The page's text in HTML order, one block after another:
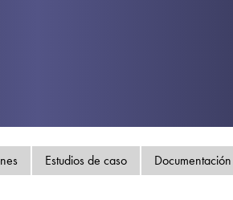
Estudios de caso Documentación
Política de privacidad
Mapa del sitio